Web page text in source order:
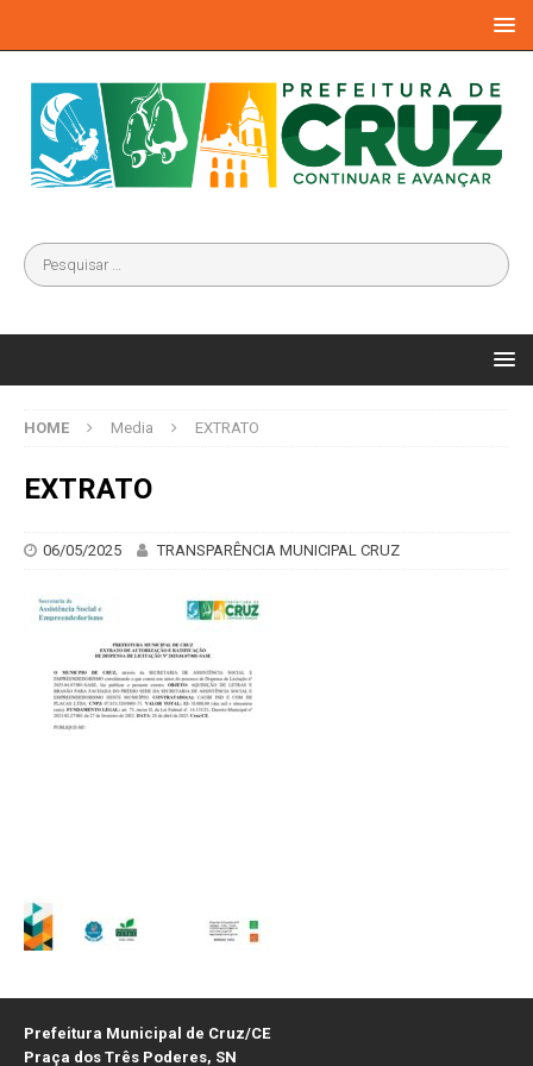
HOME Media EXTRATO
EXTRATO
06/05/2025 TRANSPARÊNCIA MUNICIPAL CRUZ
Prefeitura Municipal de Cruz/CE
Praça dos Três Poderes, SN